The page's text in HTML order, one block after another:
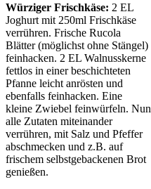
Würziger Frischkäse: 2 EL
Joghurt mit 250ml Frischkäse
verrühren. Frische Rucola
Blätter (möglichst ohne Stängel)
feinhacken. 2 EL Walnusskerne
fettlos in einer beschichteten
Pfanne leicht anrösten und
ebenfalls feinhacken. Eine
kleine Zwiebel feinwürfeln. Nun
alle Zutaten miteinander
verrühren, mit Salz und Pfeffer
abschmecken und z.B. auf
frischem selbstgebackenen Brot
genießen.